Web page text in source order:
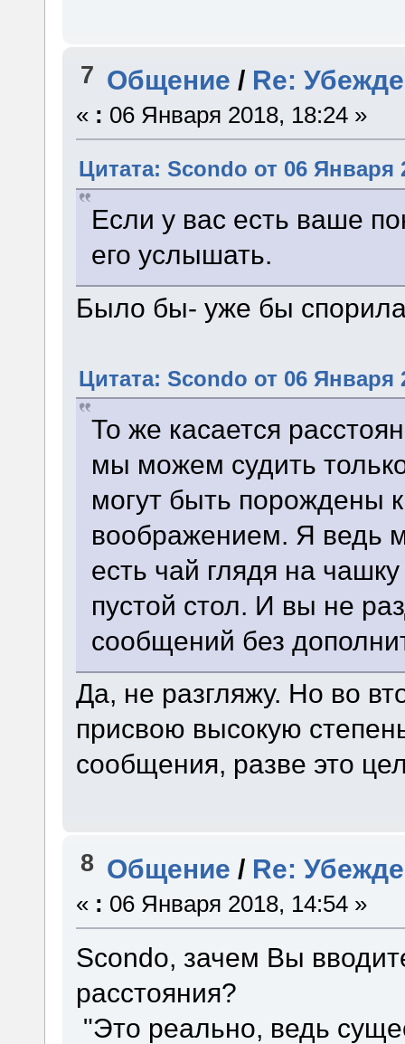
7 Общение / Re:
« : 06 Января 2018, 18:24 »
Цитата: Scondo от 06 Января
Если у вас есть ваше
его услышать.
Было бы- уже бы
Цитата: Scondo от 06 Января
То же касается
мы можем судить
могут быть порождены
воображением. Я ведь
есть чай глядя на
пустой стол. И вы не
сообщений без
Да, не разгляжу. Но во
присвою высокую
сообщения, разве это
8 Общение / Re:
« : 06 Января 2018, 14:54 »
Scondo, зачем Вы
расстояния?
"Это реально, ведь